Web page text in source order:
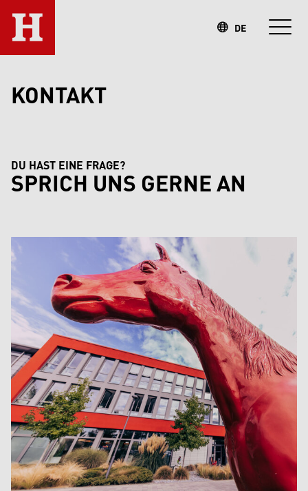
DE
KONTAKT
DU HAST EINE FRAGE?
SPRICH UNS GERNE AN